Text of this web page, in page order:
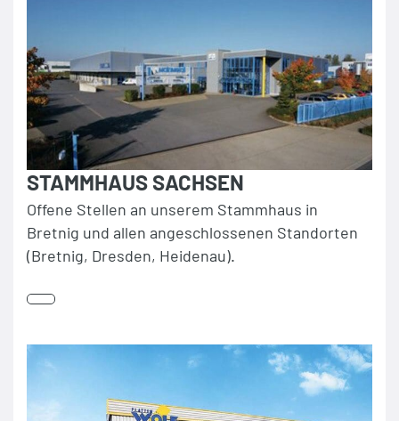
STAMMHAUS SACHSEN
Offene Stellen an unserem Stammhaus in
Bretnig und allen angeschlossenen Standorten
(Bretnig, Dresden, Heidenau).